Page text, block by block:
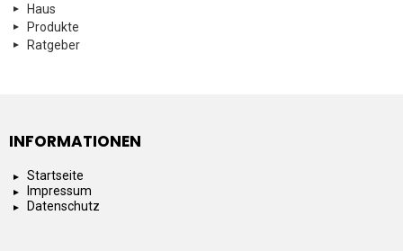
Haus
Produkte
Ratgeber
INFORMATIONEN
Startseite
Impressum
Datenschutz